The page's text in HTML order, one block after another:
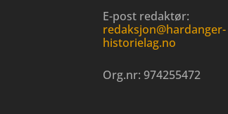
E-post redaktør:
redaksjon@hardanger-
historielag.no
Org.nr: 974255472